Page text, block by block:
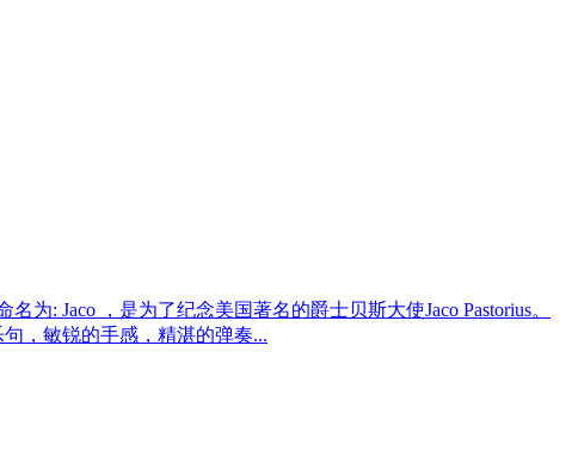
为: Jaco ，是为了纪念美国著名的爵士贝斯大使Jaco Pastorius。
，敏锐的手感，精湛的弹奏...